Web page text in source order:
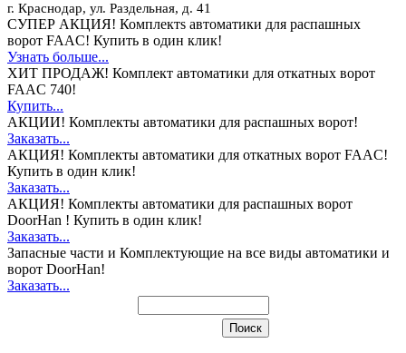
г. Краснодар, ул. Раздельная, д. 41
СУПЕР АКЦИЯ! Комплектs автоматики для распашных
ворот FAAC! Купить в один клик!
Узнать больше...
ХИТ ПРОДАЖ! Комплект автоматики для откатных ворот
FAAC 740!
Купить...
АКЦИИ! Комплекты автоматики для распашных ворот!
Заказать...
АКЦИЯ! Комплекты автоматики для откатных ворот FAAC!
Купить в один клик!
Заказать...
АКЦИЯ! Комплекты автоматики для распашных ворот
DoorHan ! Купить в один клик!
Заказать...
Запасные части и Комплектующие на все виды автоматики и
ворот DoorHan!
Заказать...